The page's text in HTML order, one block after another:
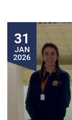
31
JAN
2026